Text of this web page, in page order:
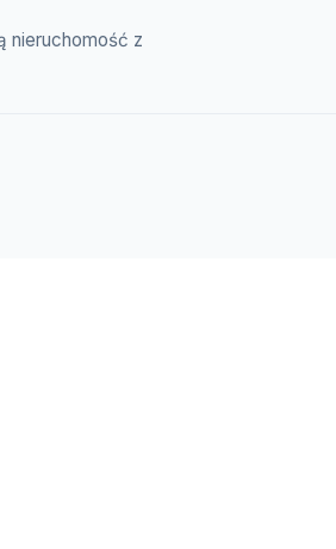
nieruchomość z